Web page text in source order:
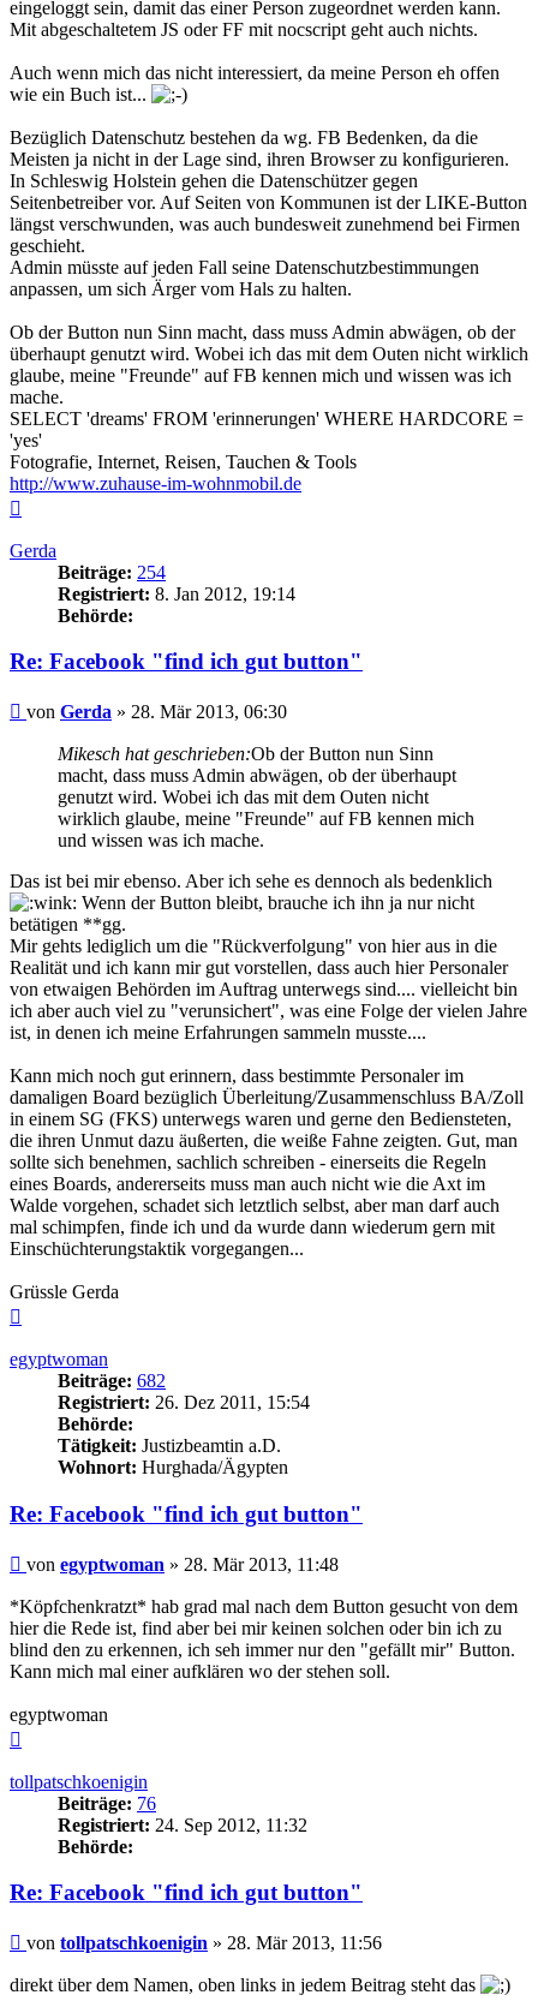
eingeloggt sein, damit das einer Person zugeordnet werden kann.
Mit abgeschaltetem JS oder FF mit nocscript geht auch nichts.
Auch wenn mich das nicht interessiert, da meine Person eh offen
wie ein Buch ist...
Bezüglich Datenschutz bestehen da wg. FB Bedenken, da die
Meisten ja nicht in der Lage sind, ihren Browser zu konfigurieren.
In Schleswig Holstein gehen die Datenschützer gegen
Seitenbetreiber vor. Auf Seiten von Kommunen ist der LIKE-Button
längst verschwunden, was auch bundesweit zunehmend bei Firmen
geschieht.
Admin müsste auf jeden Fall seine Datenschutzbestimmungen
anpassen, um sich Ärger vom Hals zu halten.
Ob der Button nun Sinn macht, dass muss Admin abwägen, ob der
überhaupt genutzt wird. Wobei ich das mit dem Outen nicht wirklich
glaube, meine "Freunde" auf FB kennen mich und wissen was ich
mache.
SELECT 'dreams' FROM 'erinnerungen' WHERE HARDCORE =
'yes'
Fotografie, Internet, Reisen, Tauchen & Tools
http://www.zuhause-im-wohnmobil.de
Gerda
Beiträge: 254
Registriert: 8. Jan 2012, 19:14
Behörde:
Re: Facebook "find ich gut button"
Beitrag
von Gerda » 28. Mär 2013, 06:30
Mikesch hat geschrieben:Ob der Button nun Sinn
macht, dass muss Admin abwägen, ob der überhaupt
genutzt wird. Wobei ich das mit dem Outen nicht
wirklich glaube, meine "Freunde" auf FB kennen mich
und wissen was ich mache.
Das ist bei mir ebenso. Aber ich sehe es dennoch als bedenklich
Wenn der Button bleibt, brauche ich ihn ja nur nicht
betätigen **gg.
Mir gehts lediglich um die "Rückverfolgung" von hier aus in die
Realität und ich kann mir gut vorstellen, dass auch hier Personaler
von etwaigen Behörden im Auftrag unterwegs sind.... vielleicht bin
ich aber auch viel zu "verunsichert", was eine Folge der vielen Jahre
ist, in denen ich meine Erfahrungen sammeln musste....
Kann mich noch gut erinnern, dass bestimmte Personaler im
damaligen Board bezüglich Überleitung/Zusammenschluss BA/Zoll
in einem SG (FKS) unterwegs waren und gerne den Bediensteten,
die ihren Unmut dazu äußerten, die weiße Fahne zeigten. Gut, man
sollte sich benehmen, sachlich schreiben - einerseits die Regeln
eines Boards, andererseits muss man auch nicht wie die Axt im
Walde vorgehen, schadet sich letztlich selbst, aber man darf auch
mal schimpfen, finde ich und da wurde dann wiederum gern mit
Einschüchterungstaktik vorgegangen...
Grüssle Gerda
egyptwoman
Beiträge: 682
Registriert: 26. Dez 2011, 15:54
Behörde:
Tätigkeit: Justizbeamtin a.D.
Wohnort: Hurghada/Ägypten
Re: Facebook "find ich gut button"
Beitrag
von egyptwoman » 28. Mär 2013, 11:48
*Köpfchenkratzt* hab grad mal nach dem Button gesucht von dem
hier die Rede ist, find aber bei mir keinen solchen oder bin ich zu
blind den zu erkennen, ich seh immer nur den "gefällt mir" Button.
Kann mich mal einer aufklären wo der stehen soll.
egyptwoman
tollpatschkoenigin
Beiträge: 76
Registriert: 24. Sep 2012, 11:32
Behörde:
Re: Facebook "find ich gut button"
Beitrag
von tollpatschkoenigin » 28. Mär 2013, 11:56
direkt über dem Namen, oben links in jedem Beitrag steht das